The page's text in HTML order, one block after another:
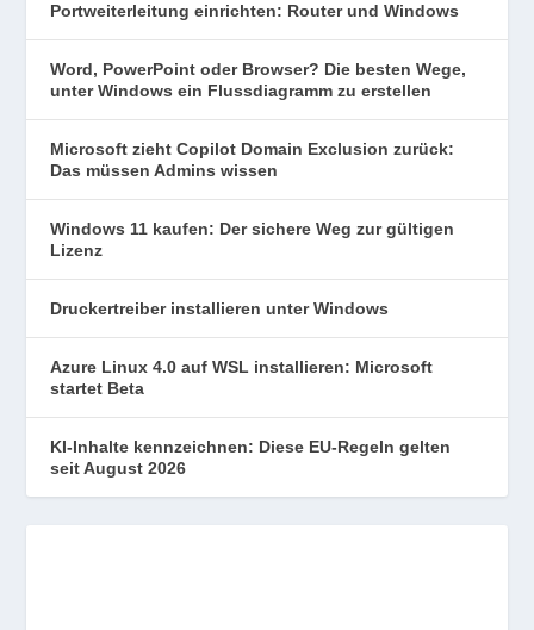
Portweiterleitung einrichten: Router und Windows
Word, PowerPoint oder Browser? Die besten Wege,
unter Windows ein Flussdiagramm zu erstellen
Microsoft zieht Copilot Domain Exclusion zurück:
Das müssen Admins wissen
Windows 11 kaufen: Der sichere Weg zur gültigen
Lizenz
Druckertreiber installieren unter Windows
Azure Linux 4.0 auf WSL installieren: Microsoft
startet Beta
KI-Inhalte kennzeichnen: Diese EU-Regeln gelten
seit August 2026